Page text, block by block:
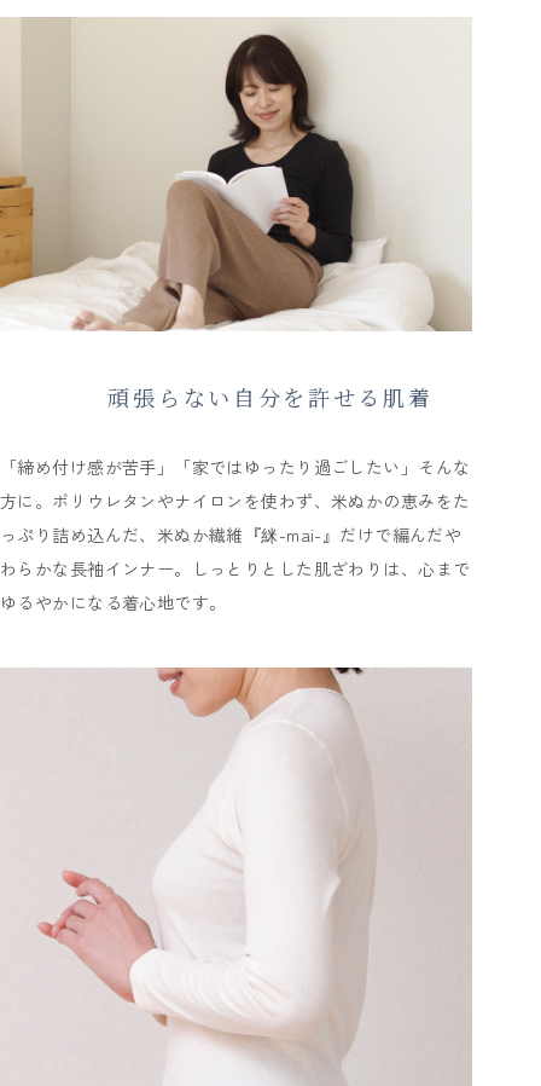
頑張らない自分を許せる肌着
「締め付け感が苦手」「家ではゆったり過ごしたい」そんな
方に。ポリウレタンやナイロンを使わず、米ぬかの恵みをた
っぷり詰め込んだ、米ぬか繊維『䋛-mai-』だけで編んだや
わらかな長袖インナー。しっとりとした肌ざわりは、心まで
ゆるやかになる着心地です。